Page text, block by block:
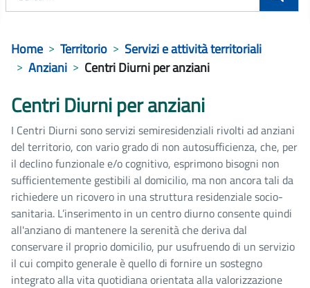
Home Territorio
Servizi e attività territoriali
Anziani
Centri Diurni per anziani
Centri Diurni per anziani
I Centri Diurni sono servizi semiresidenziali rivolti ad anziani
del territorio, con vario grado di non autosufficienza, che, per
il declino funzionale e/o cognitivo, esprimono bisogni non
sufficientemente gestibili al domicilio, ma non ancora tali da
richiedere un ricovero in una struttura residenziale socio-
sanitaria. L’inserimento in un centro diurno consente quindi
all'anziano di mantenere la serenità che deriva dal
conservare il proprio domicilio, pur usufruendo di un servizio
il cui compito generale è quello di fornire un sostegno
integrato alla vita quotidiana orientata alla valorizzazione